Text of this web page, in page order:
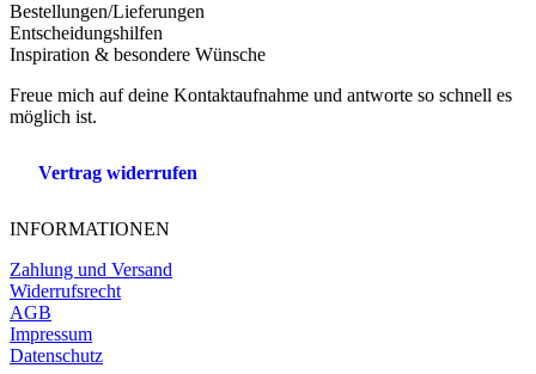
Bestellungen/Lieferungen
Entscheidungshilfen
Inspiration & besondere Wünsche
Freue mich auf deine Kontaktaufnahme und antworte so schnell es
möglich ist.
Vertrag widerrufen
INFORMATIONEN
Zahlung und Versand
Widerrufsrecht
AGB
Impressum
Datenschutz